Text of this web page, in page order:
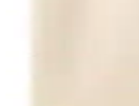
Buratti %100 pamuklu V
Erkek Korse Atletleri
İki erkek korse atletinin
İki Erkek Polo Yaka